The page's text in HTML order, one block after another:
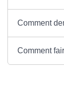
Comment
Comment